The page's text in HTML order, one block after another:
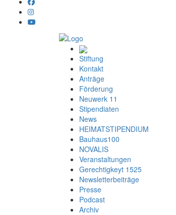
Stiftung
Kontakt
Anträge
Förderung
Neuwerk 11
Stipendiaten
News
HEIMATSTIPENDIUM
Bauhaus100
NOVALIS
Veranstaltungen
Gerechtigkeyt 1525
Newsletterbeiträge
Presse
Podcast
Archiv